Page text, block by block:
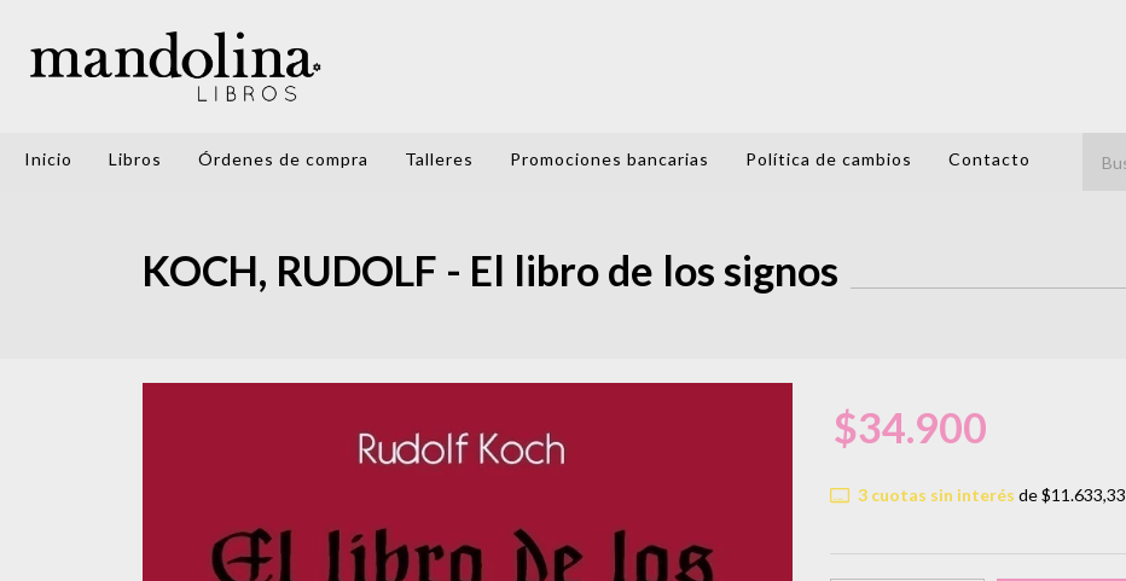
Inicio Libros Órdenes de compra Talleres Promociones bancarias Política de cambios Contacto
KOCH, RUDOLF - El libro de los signos
$34.900
3cuotas sin interés de$11.633,33